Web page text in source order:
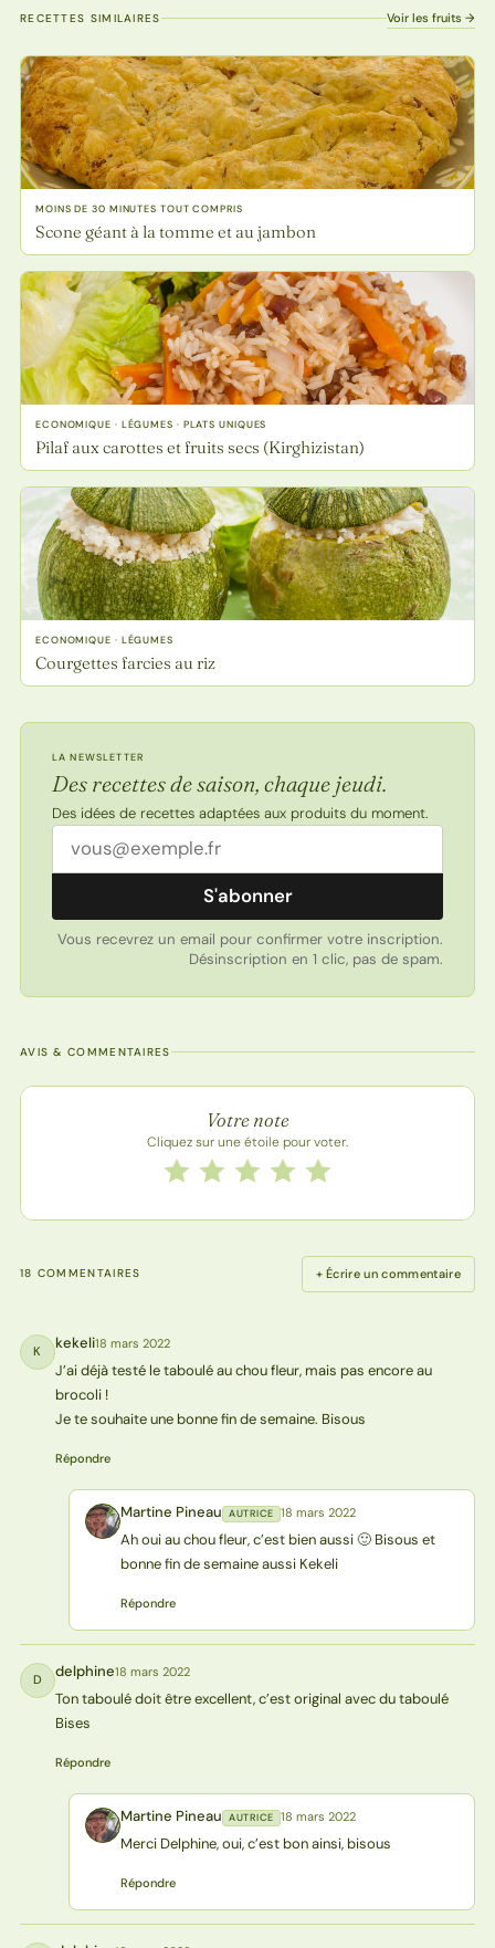
RECETTES SIMILAIRES Voir les fruits →
MOINS DE 30 MINUTES TOUT COMPRIS
Scone géant à la tomme et au jambon
ECONOMIQUE · LÉGUMES · PLATS UNIQUES
Pilaf aux carottes et fruits secs (Kirghizistan)
ECONOMIQUE · LÉGUMES
Courgettes farcies au riz
LA NEWSLETTER
Des recettes de saison, chaque jeudi.
Des idées de recettes adaptées aux produits du moment.
Adresse email
S'abonner
Vous recevrez un email pour confirmer votre inscription.
Désinscription en 1 clic, pas de spam.
AVIS & COMMENTAIRES
Note de la recette
Votre note
Cliquez sur une étoile pour voter.
Notez cette recette de 1 à 5 étoiles
5 étoiles
4 étoiles
3 étoiles
2 étoiles
1 étoile
18 COMMENTAIRES + Écrire un commentaire
K kekeli18 mars 2022
J’ai déjà testé le taboulé au chou fleur, mais pas encore au
brocoli !
Je te souhaite une bonne fin de semaine. Bisous
Répondre
MP Martine Pineau AUTRICE 18 mars 2022
Ah oui au chou fleur, c’est bien aussi 🙂 Bisous et
bonne fin de semaine aussi Kekeli
Répondre
D delphine18 mars 2022
Ton taboulé doit être excellent, c’est original avec du taboulé
Bises
Répondre
MP Martine Pineau AUTRICE 18 mars 2022
Merci Delphine, oui, c’est bon ainsi, bisous
Répondre